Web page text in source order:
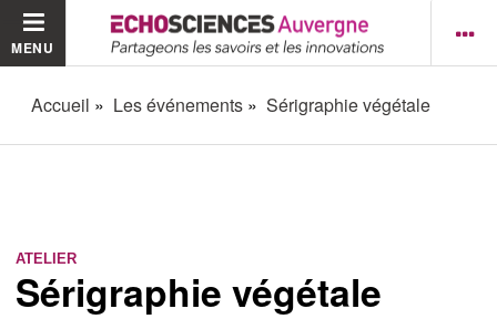
MENU
Accueil Les événements Sérigraphie végétale
ATELIER
Sérigraphie végétale